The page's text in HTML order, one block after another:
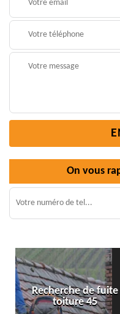
On vous
Entreprise
démoussage de
45